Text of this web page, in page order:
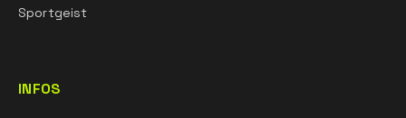
Sportgeist
INFOS